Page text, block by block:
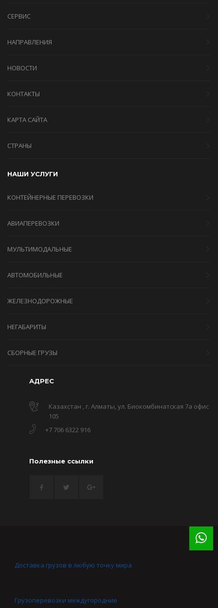
СЕРВИС
НАПРАВЛЕНИЯ
НОВОСТИ
КОНТАКТЫ
КАРТА САЙТА
СТРАНЫ
НАШИ УСЛУГИ
КОНТЕЙНЕРНЫЕ ПЕРЕВОЗКИ
АВИАПЕРЕВОЗКИ
МУЛЬТИМОДАЛЬНЫЕ
АВТОМОБИЛЬНЫЕ
ЖЕЛЕЗНОДОРОЖНЫЕ
НЕГАБАРИТЫ
СБОРНЫЕ ГРУЗЫ
АДРЕС
Казахстан , г. Алматы, ул. Биокомбинатская 7а офис
105
+7 706 6322 916
Полезные ссылки
Доставка грузов в любую точку мира
Грузоперевозки междугородние